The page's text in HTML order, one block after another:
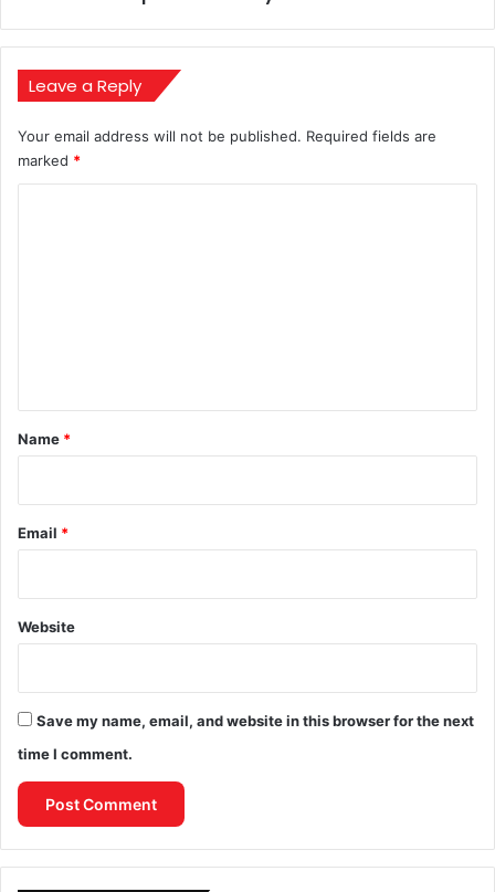
Leave a Reply
Your email address will not be published. Required fields are
marked *
*
Name *
Email *
Website
Save my name, email, and website in this browser for the next
time I comment.